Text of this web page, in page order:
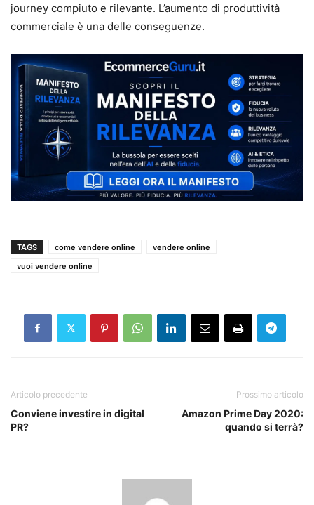
journey compiuto e rilevante. L’aumento di produttività
commerciale è una delle conseguenze.
TAGS come vendere online
vendere online
vuoi vendere online
Articolo precedente
Conviene investire in digital
PR?
Prossimo articolo
Amazon Prime Day 2020:
quando si terrà?